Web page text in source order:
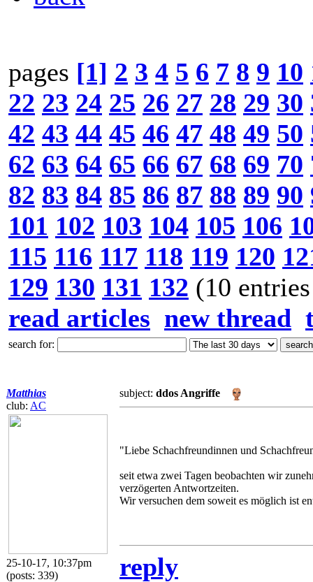
pages [1] 2 3 4 5 6 7 8 9 10
22 23 24 25 26 27 28 29 30
42 43 44 45 46 47 48 49 50
62 63 64 65 66 67 68 69 70
82 83 84 85 86 87 88 89 90
101 102 103 104 105 106
115 116 117 118 119 120
129 130 131 132 (10
read articles new thread
search for:
Matthias
club: AC
25-10-17, 10:37pm
(posts: 339)
subject: ddos Angriffe
"Liebe Schachfreundinnen und
seit etwa zwei Tagen beobachten wir
verzögerten Antwortzeiten.
Wir versuchen dem soweit es möglich ist
reply